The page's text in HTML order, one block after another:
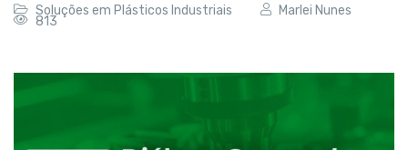
Soluções em Plásticos Industriais Marlei Nunes
813